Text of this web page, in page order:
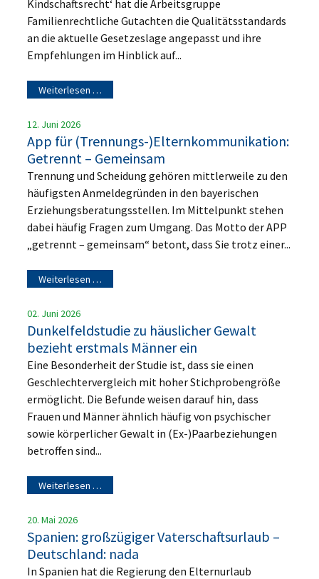
Kindschaftsrecht‘ hat die Arbeitsgruppe
Familienrechtliche Gutachten die Qualitätsstandards
an die aktuelle Gesetzeslage angepasst und ihre
Empfehlungen im Hinblick auf...
Weiterlesen …
12. Juni 2026
App für (Trennungs-)Elternkommunikation:
Getrennt – Gemeinsam
Trennung und Scheidung gehören mittlerweile zu den
häufigsten Anmeldegründen in den bayerischen
Erziehungsberatungsstellen. Im Mittelpunkt stehen
dabei häufig Fragen zum Umgang. Das Motto der APP
„getrennt – gemeinsam“ betont, dass Sie trotz einer...
Weiterlesen …
02. Juni 2026
Dunkelfeldstudie zu häuslicher Gewalt
bezieht erstmals Männer ein
Eine Besonderheit der Studie ist, dass sie einen
Geschlechtervergleich mit hoher Stichprobengröße
ermöglicht. Die Befunde weisen darauf hin, dass
Frauen und Männer ähnlich häufig von psychischer
sowie körperlicher Gewalt in (Ex-)Paarbeziehungen
betroffen sind...
Weiterlesen …
20. Mai 2026
Spanien: großzügiger Vaterschaftsurlaub –
Deutschland: nada
In Spanien hat die Regierung den Elternurlaub